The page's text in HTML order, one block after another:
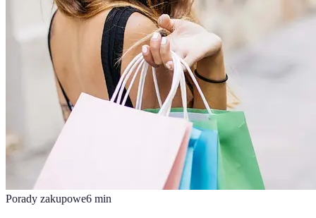
Porady zakupowe6 min